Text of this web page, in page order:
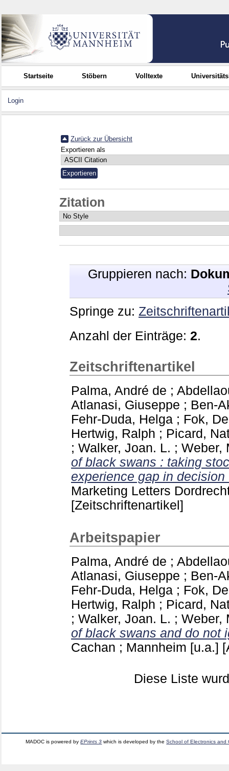
Startseite Stöbern Volltexte
Login
Zurück zur Übersicht
Exportieren als
Zitation
Gruppieren nach:
Springe zu:
Anzahl der Einträge: 2.
Zeitschriftenartikel
Palma, André de ;
Atlanasi, Giuseppe ; Ben-
Fehr-Duda, Helga ; Fok,
Hertwig, Ralph ; Picard,
; Walker, Joan. L. ; Weber,
of black swans : taking
experience gap in decision
Marketing Letters
[Zeitschriftenartikel]
Arbeitspapier
Palma, André de ;
Atlanasi, Giuseppe ; Ben-
Fehr-Duda, Helga ; Fok,
Hertwig, Ralph ; Picard,
; Walker, Joan. L. ; Weber,
of black swans and do not
Cachan ; Mannheim [u.a.]
Diese Liste
MADOC is powered byEPrints 3 which is developed by theSchool of Electronics and